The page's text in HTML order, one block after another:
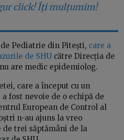
click! Îți mulțumim!
Pediatrie din Pitești, care a
de SHU către Direcția de
are medic epidemiolog.
care a început cu un
fost nevoie de o echipă de
European de Control al
n-au ajuns la vreo
de trei săptămâni de la